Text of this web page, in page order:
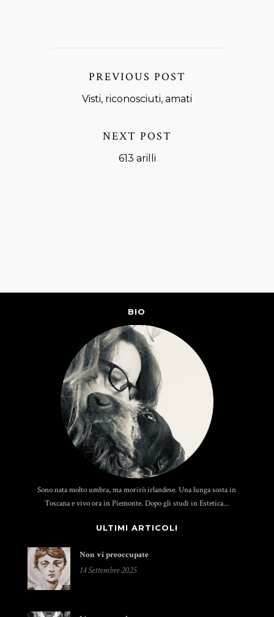
PREVIOUS POST
Visti, riconosciuti, amati
NEXT POST
613 arilli
BIO
Sono nata molto umbra, ma morirò irlandese. Una lunga sosta in
Toscana e vivo ora in Piemonte. Dopo gli studi in Estetica...
ULTIMI ARTICOLI
Non vi preoccupate
14 Settembre 2025